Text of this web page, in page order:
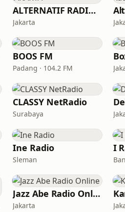
ALTERNATIF RADIO JAKARTA
Jakarta
BOOS FM
Padang · 104.2 FM
CLASSY NetRadio
Surabaya
Ine Radio
Sleman
I
Jazz Abe Radio Online
Jakarta